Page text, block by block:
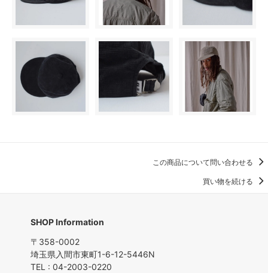
この商品について問い合わせる
買い物を続ける
SHOP Information
〒358-0002
埼玉県入間市東町1-6-12-5446N
TEL : 04-2003-0220